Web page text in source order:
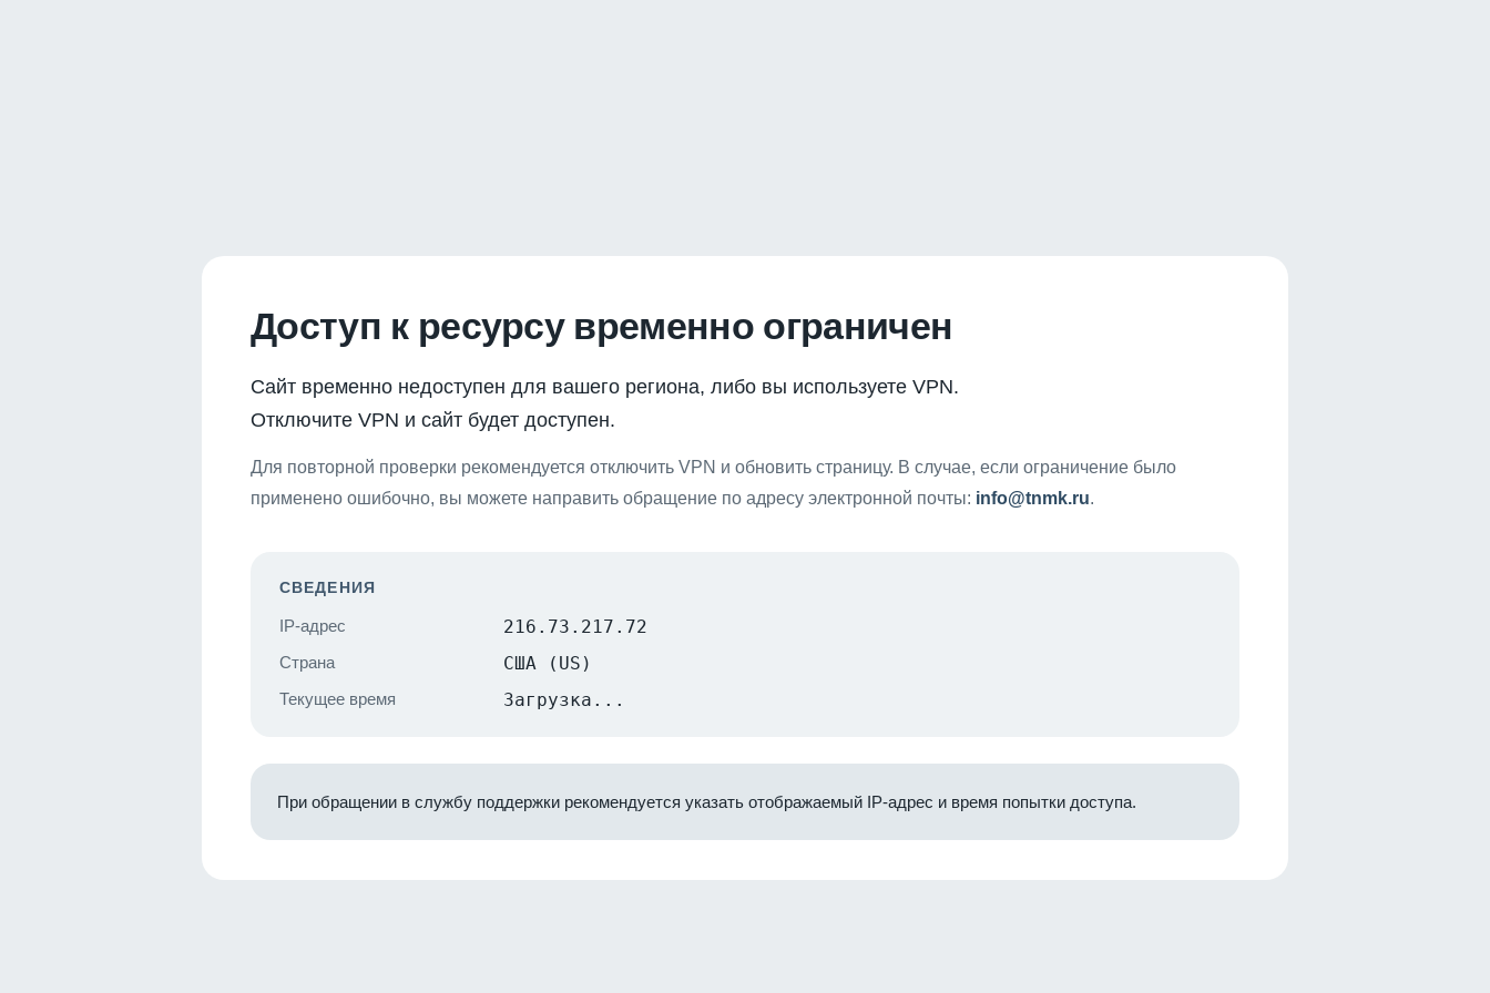
Доступ к ресурсу временно ограничен
Сайт временно недоступен для вашего региона, либо вы используете VPN.
Отключите VPN и сайт будет доступен.
Для повторной проверки рекомендуется отключить VPN и обновить страницу. В случае, если ограничение было
применено ошибочно, вы можете направить обращение по адресу электронной почты: info@tnmk.ru.
СВЕДЕНИЯ
IP-адрес 216.73.217.72
Страна США (US)
Текущее время Загрузка...
При обращении в службу поддержки рекомендуется указать отображаемый IP-адрес и время попытки доступа.